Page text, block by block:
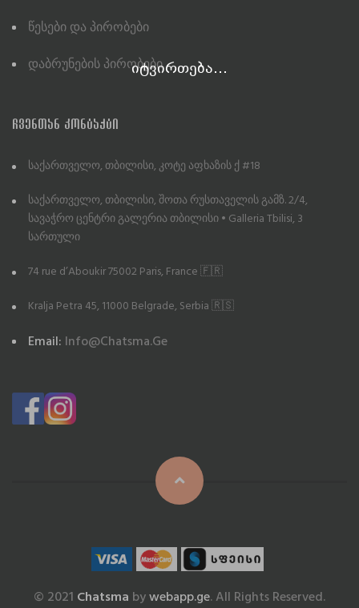
იტვირთება...
Წესები Და Პირობები
Დაბრუნების Პირობები
ᲩᲕᲔᲜᲗᲐᲜ ᲙᲝᲜᲢᲐᲥᲢᲘ
საქართველო, თბილისი, კოტე აფხაზის ქ #18
საქართველო, თბილისი, შოთა რუსთაველის გამზ. 2/4,
სავაჭრო ცენტრი გალერია თბილისი • Galleria Tbilisi, 3
სართული
74 rue d’Aboukir 75002 Paris, France 🇫🇷
Kralja Petra 45, 11000 Belgrade, Serbia 🇷🇸
Email: Info@chatsma.ge
© 2021 Chatsma bywebapp.ge. All Rights Reserved.